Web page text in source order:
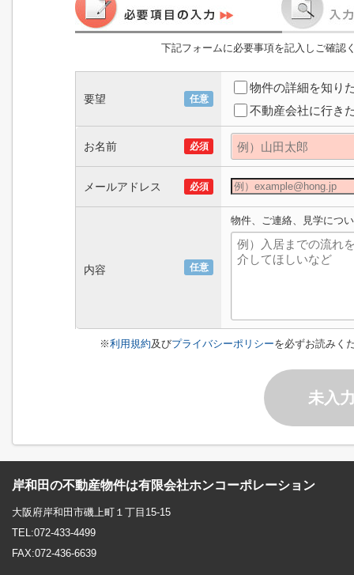
下記フォームに必要事項を記入しご確認
要望 任意
物件の詳細を知り
不動産会社に行き
お名前 必須
メールアドレス 必須
内容 任意
物件、ご連絡、見学につ
※利用規約及びプライバシーポリシーを必ずお読みく
未入
岸和田の不動産物件は有限会社ホンコーポレーション
大阪府岸和田市磯上町１丁目15-15
TEL:072-433-4499
FAX:072-436-6639